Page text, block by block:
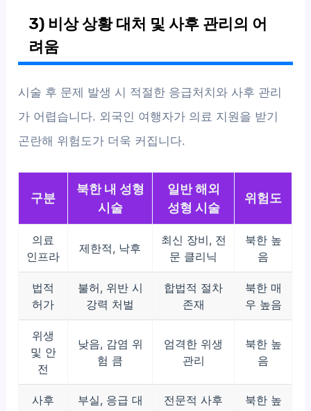
3) 비상 상황 대처 및 사후 관리의 어
려움
시술 후 문제 발생 시 적절한 응급처치와 사후 관리
가 어렵습니다. 외국인 여행자가 의료 지원을 받기
곤란해 위험도가 더욱 커집니다.
구분
북한 내 성형
시술
일반 해외
성형 시술
위험도
의료
인프라
제한적, 낙후
최신 장비, 전
문 클리닉
북한 높
음
법적
허가
불허, 위반 시
강력 처벌
합법적 절차
존재
북한 매
우 높음
위생
및 안
전
낮음, 감염 위
험 큼
엄격한 위생
관리
북한 높
음
사후
부실, 응급 대
전문적 사후
북한 높